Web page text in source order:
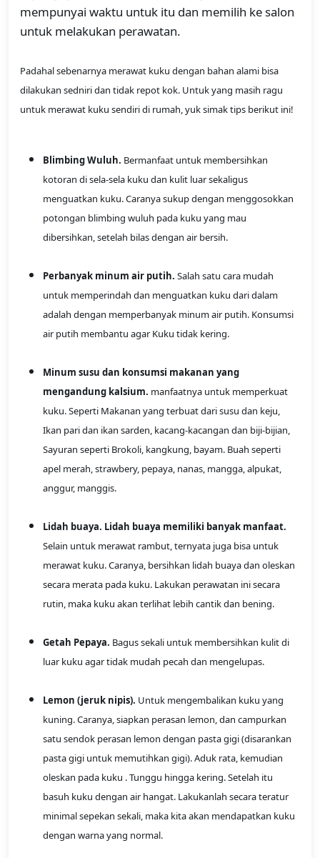
mempunyai waktu untuk itu dan memilih ke salon
untuk melakukan perawatan.
Padahal sebenarnya merawat kuku dengan bahan alami bisa
dilakukan sedniri dan tidak repot kok. Untuk yang masih ragu
untuk merawat kuku sendiri di rumah, yuk simak tips berikut ini!
Blimbing Wuluh. Bermanfaat untuk membersihkan
kotoran di sela-sela kuku dan kulit luar sekaligus
menguatkan kuku. Caranya sukup dengan menggosokkan
potongan blimbing wuluh pada kuku yang mau
dibersihkan, setelah bilas dengan air bersih.
Perbanyak minum air putih. Salah satu cara mudah
untuk memperindah dan menguatkan kuku dari dalam
adalah dengan memperbanyak minum air putih. Konsumsi
air putih membantu agar Kuku tidak kering.
Minum susu dan konsumsi makanan yang
mengandung kalsium. manfaatnya untuk memperkuat
kuku. Seperti Makanan yang terbuat dari susu dan keju,
Ikan pari dan ikan sarden, kacang-kacangan dan biji-bijian,
Sayuran seperti Brokoli, kangkung, bayam. Buah seperti
apel merah, strawbery, pepaya, nanas, mangga, alpukat,
anggur, manggis.
Lidah buaya. Lidah buaya memiliki banyak manfaat.
Selain untuk merawat rambut, ternyata juga bisa untuk
merawat kuku. Caranya, bersihkan lidah buaya dan oleskan
secara merata pada kuku. Lakukan perawatan ini secara
rutin, maka kuku akan terlihat lebih cantik dan bening.
Getah Pepaya. Bagus sekali untuk membersihkan kulit di
luar kuku agar tidak mudah pecah dan mengelupas.
Lemon (jeruk nipis). Untuk mengembalikan kuku yang
kuning. Caranya, siapkan perasan lemon, dan campurkan
satu sendok perasan lemon dengan pasta gigi (disarankan
pasta gigi untuk memutihkan gigi). Aduk rata, kemudian
oleskan pada kuku . Tunggu hingga kering. Setelah itu
basuh kuku dengan air hangat. Lakukanlah secara teratur
minimal sepekan sekali, maka kita akan mendapatkan kuku
dengan warna yang normal.